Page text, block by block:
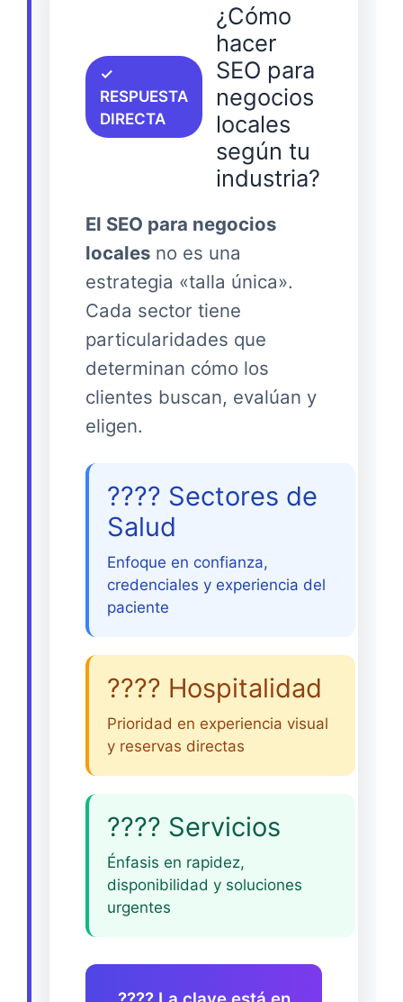
✓
RESPUESTA
DIRECTA
¿Cómo
hacer
SEO para
negocios
locales
según tu
industria?
El SEO para negocios
locales no es una
estrategia «talla única».
Cada sector tiene
particularidades que
determinan cómo los
clientes buscan, evalúan y
eligen.
???? Sectores de
Salud
Enfoque en confianza,
credenciales y experiencia del
paciente
???? Hospitalidad
Prioridad en experiencia visual
y reservas directas
???? Servicios
Énfasis en rapidez,
disponibilidad y soluciones
urgentes